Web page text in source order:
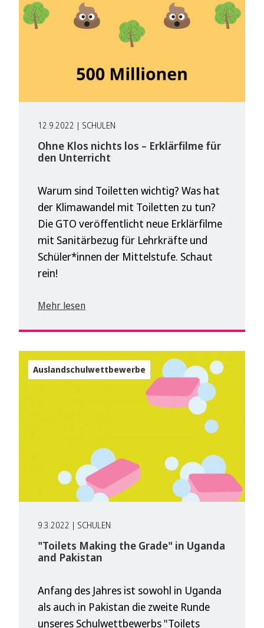
12.9.2022 | SCHULEN
Ohne Klos nichts los – Erklärfilme für
den Unterricht
Warum sind Toiletten wichtig? Was hat
der Klimawandel mit Toiletten zu tun?
Die GTO veröffentlicht neue Erklärfilme
mit Sanitärbezug für Lehrkräfte und
Schüler*innen der Mittelstufe. Schaut
rein!
Mehr lesen
Auslandschulwettbewerbe
9.3.2022 | SCHULEN
"Toilets Making the Grade" in Uganda
and Pakistan
Anfang des Jahres ist sowohl in Uganda
als auch in Pakistan die zweite Runde
unseres Schulwettbewerbs "Toilets